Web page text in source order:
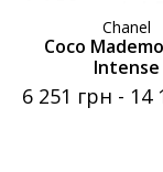
Chanel
Coco
Intense
6 251 грн - 14